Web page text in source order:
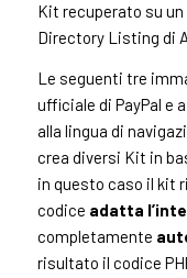
Kit recuperato su
Directory Listing di
Le seguenti tre
ufficiale di PayPal e
alla lingua di
crea diversi Kit in
in questo caso il kit
codice adatta
completamente
risultato il codice